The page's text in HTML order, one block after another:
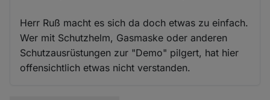
Herr Ruß macht es sich da doch etwas zu einfach.
Wer mit Schutzhelm, Gasmaske oder anderen
Schutzausrüstungen zur "Demo" pilgert, hat hier
offensichtlich etwas nicht verstanden.